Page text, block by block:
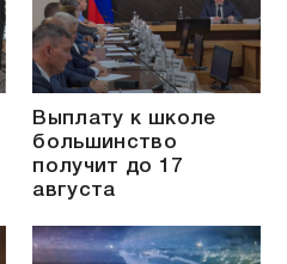
Выплату к школе
большинство
получит до 17
августа